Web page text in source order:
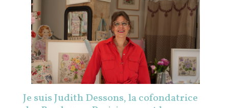
Je suis Judith Dessons, la cofondatrice